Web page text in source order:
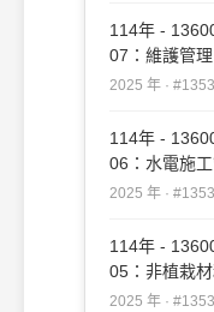
114年 -
07：維護管
#135394
2025 年 ·
114年 -
06：水電施
新）#135393
2025 年 ·
114年 -
05：非植栽
新）#135392
2025 年 ·